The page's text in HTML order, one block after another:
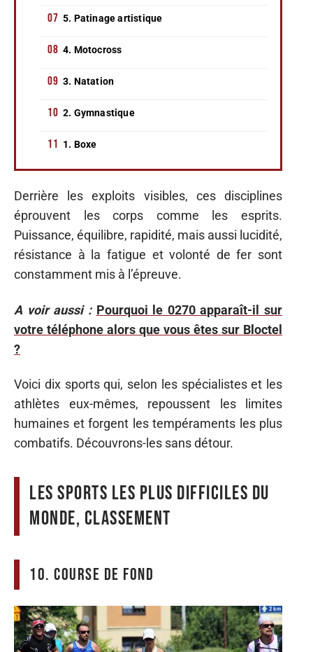
5. Patinage artistique
4. Motocross
3. Natation
2. Gymnastique
1. Boxe
Derrière les exploits visibles, ces disciplines
éprouvent les corps comme les esprits.
Puissance, équilibre, rapidité, mais aussi lucidité,
résistance à la fatigue et volonté de fer sont
constamment mis à l’épreuve.
A voir aussi : Pourquoi le 0270 apparaît-il sur
votre téléphone alors que vous êtes sur Bloctel
?
Voici dix sports qui, selon les spécialistes et les
athlètes eux-mêmes, repoussent les limites
humaines et forgent les tempéraments les plus
combatifs. Découvrons-les sans détour.
Les sports les plus difficiles du
monde, Classement
10. Course de fond